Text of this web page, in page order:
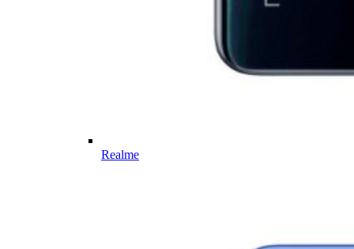
Realme